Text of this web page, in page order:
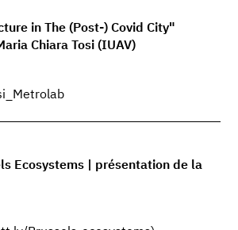
in The (Post-) Covid City"
Chiara Tosi (IUAV)
Ecosystems | présentation de la